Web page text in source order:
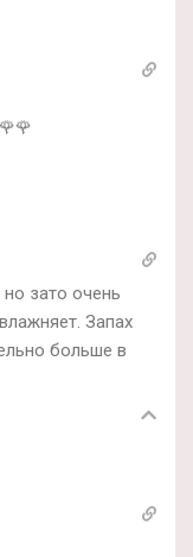
зато очень
Запах
больше в